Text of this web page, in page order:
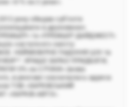
«0 % на 2 роки».
року обидва суб’єкти
в друкованих
та «ПРЕМЬЕР ДАЙДЖЕСТ»
наступного змісту:
НЕЙМОВІРНЕ ПАДІННЯ ЦІН та
0% на 2 РОКИ» (мова
в рекламі зазначалась адреса
ТОВ «ХАРКІВСЬКИЙ